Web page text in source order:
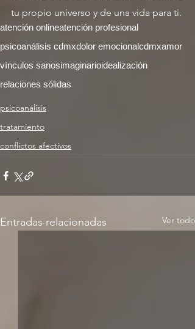
tu propio universo y de una vida para ti.
atención onlineatención profesional
psicoanálisis cdmxdolor emocionalcdmxamor
vínculos sanosimaginarioidealización
relaciones sólidas
psicoanálisis
tratamiento
conflictos afectivos
Entradas relacionadas Ver todo